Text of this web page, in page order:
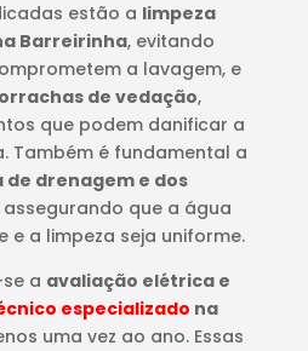
estão a limpeza
Barreirinha, evitando
a lavagem, e
de vedação,
que podem danificar a
Também é fundamental a
de drenagem e dos
assegurando que a água
e a limpeza seja uniforme.
a avaliação elétrica e
especializado na
uma vez ao ano. Essas